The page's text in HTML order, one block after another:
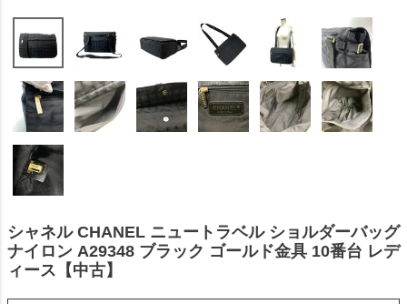
シャネル CHANEL ニュートラベル ショルダーバッグ
ナイロン A29348 ブラック ゴールド金具 10番台 レデ
ィース【中古】